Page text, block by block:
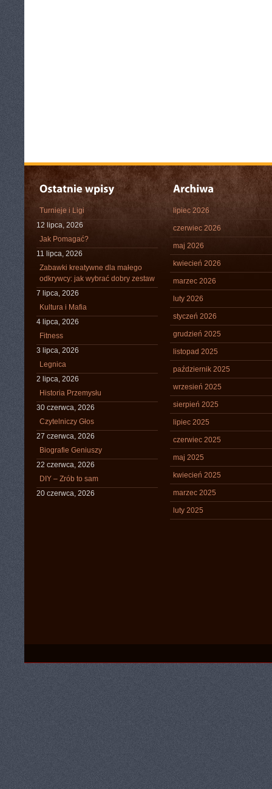
Turnieje i Ligi
12 lipca, 2026
Jak Pomagać?
11 lipca, 2026
Zabawki kreatywne dla małego
odkrywcy: jak wybrać dobry zestaw
7 lipca, 2026
Kultura i Mafia
4 lipca, 2026
Fitness
3 lipca, 2026
Legnica
2 lipca, 2026
Historia Przemysłu
30 czerwca, 2026
Czytelniczy Głos
27 czerwca, 2026
Biografie Geniuszy
22 czerwca, 2026
DIY – Zrób to sam
20 czerwca, 2026
lipiec 2026
czerwiec 2026
maj 2026
kwiecień 2026
marzec 2026
luty 2026
styczeń 2026
grudzień 2025
listopad 2025
październik 2025
wrzesień 2025
sierpień 2025
lipiec 2025
czerwiec 2025
maj 2025
kwiecień 2025
marzec 2025
luty 2025